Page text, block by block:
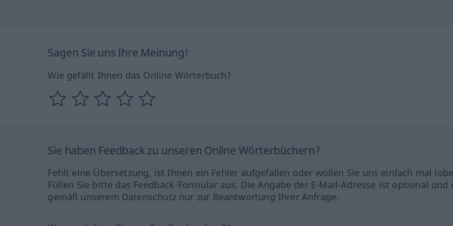
Sagen Sie uns Ihre Meinung!
Wie gefällt Ihnen das Online Wörterbuch?
Sie haben Feedback zu unseren Online Wörterbüchern?
Fehlt eine Übersetzung, ist Ihnen ein Fehler aufgefallen oder wollen Sie uns einfach mal
Füllen Sie bitte das Feedback-Formular aus. Die Angabe der E-Mail-Adresse ist optional und
gemäß unserem Datenschutz nur zur Beantwortung Ihrer Anfrage.